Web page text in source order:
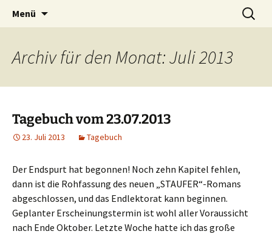
Timo Bader
Willkommen im Reich der Geschichten
Menü
Archiv für den Monat: Juli 2013
Tagebuch vom 23.07.2013
23. Juli 2013 Tagebuch
Der Endspurt hat begonnen! Noch zehn Kapitel fehlen,
dann ist die Rohfassung des neuen „STAUFER“-Romans
abgeschlossen, und das Endlektorat kann beginnen.
Geplanter Erscheinungstermin ist wohl aller Voraussicht
nach Ende Oktober. Letzte Woche hatte ich das große